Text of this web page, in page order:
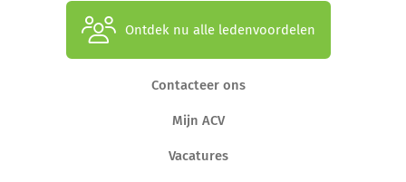
Ontdek nu alle ledenvoordelen
Contacteer ons
Mijn ACV
Vacatures